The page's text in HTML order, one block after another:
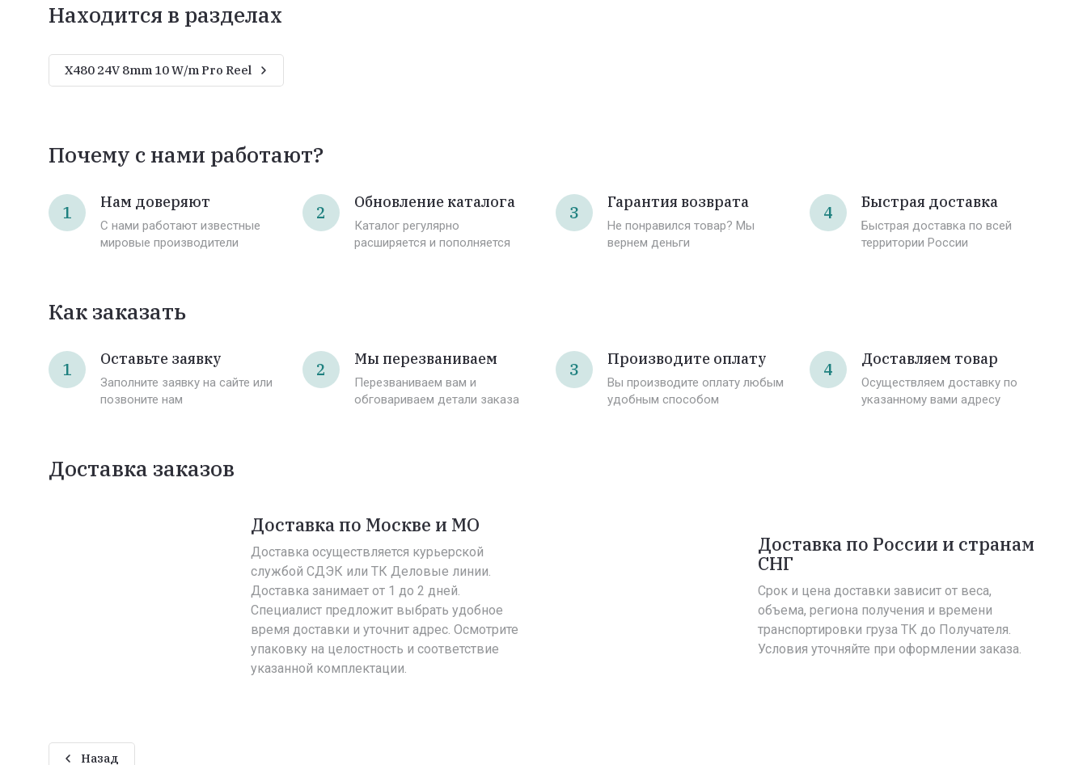
Находится в разделах
X480 24V 8mm 10 W/m Pro Reel
Почему с нами работают?
1 Нам доверяют
С нами работают известные
мировые производители
2 Обновление каталога
Каталог регулярно
расширяется и пополняется
3 Гарантия возврата
Не понравился товар? Мы
вернем деньги
4 Быстрая доставка
Быстрая доставка по всей
территории России
Как заказать
1 Оставьте заявку
Заполните заявку на сайте или
позвоните нам
2 Мы перезваниваем
Перезваниваем вам и
обговариваем детали заказа
3 Производите оплату
Вы производите оплату любым
удобным способом
4 Доставляем товар
Осуществляем доставку по
указанному вами адресу
Доставка заказов
Доставка по Москве и МО
Доставка осуществляется курьерской
службой СДЭК или ТК Деловые линии.
Доставка занимает от 1 до 2 дней.
Специалист предложит выбрать удобное
время доставки и уточнит адрес. Осмотрите
упаковку на целостность и соответствие
указанной комплектации.
Доставка по России и странам
СНГ
Срок и цена доставки зависит от веса,
объема, региона получения и времени
транспортировки груза ТК до Получателя.
Условия уточняйте при оформлении заказа.
Назад